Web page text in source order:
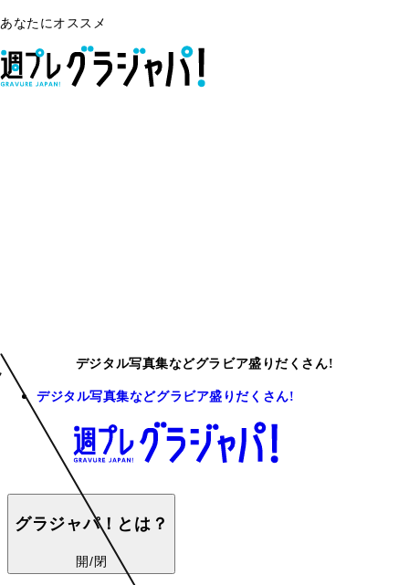
あなたにオススメ
デジタル写真集などグラビア盛りだくさん!
デジタル写真集などグラビア盛りだくさん!
グラジャパ！とは？
開/閉